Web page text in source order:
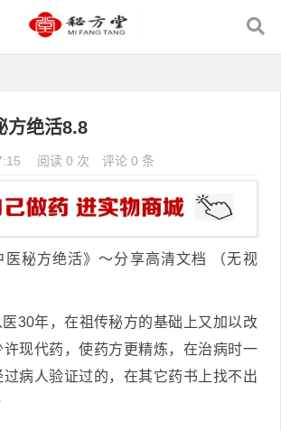
方绝活8.8
阅读 0 次 评论 0 条
医秘方绝活》～分享高清文档 （无视
30年，在祖传秘方的基础上又加以改
现代药，使药方更精炼，在治病时一
病人验证过的，在其它药书上找不出